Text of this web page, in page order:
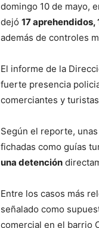
domingo 10 de mayo,
dejó 17
además de controles
El informe de la
fuerte presencia
comerciantes y
Según el reporte, unas
fichadas como guías
una detención
Entre los casos más
señalado como
comercial en el barrio